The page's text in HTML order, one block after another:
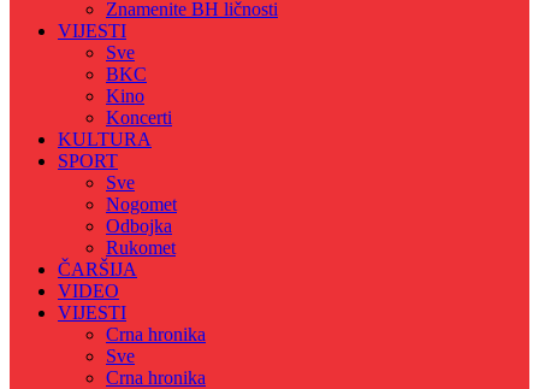
Znamenite BH ličnosti
VIJESTI
Sve
BKC
Kino
Koncerti
KULTURA
SPORT
Sve
Nogomet
Odbojka
Rukomet
ČARŠIJA
VIDEO
VIJESTI
Crna hronika
Sve
Crna hronika